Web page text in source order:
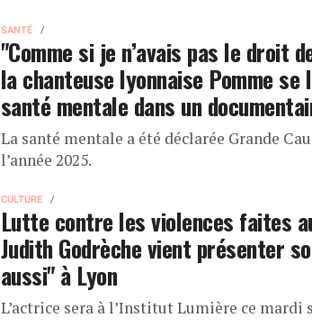
SANTÉ
"Comme si je n’avais pas le droit
la chanteuse lyonnaise Pomme
santé mentale dans un
La santé mentale a été déclarée Grande
l’année 2025.
CULTURE
Lutte contre les violences faites
Judith Godrèche vient présenter
aussi" à Lyon
L’actrice sera à l’Institut Lumière ce mardi